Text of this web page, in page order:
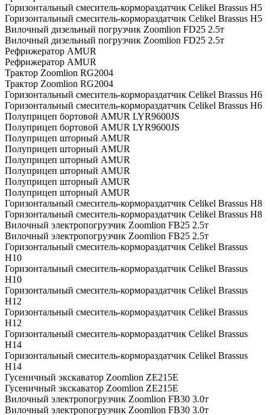
Горизонтальный смеситель-кормораздатчик Celikel Brassus H5
Горизонтальный смеситель-кормораздатчик Celikel Brassus H5
Вилочный дизельный погрузчик Zoomlion FD25 2.5т
Вилочный дизельный погрузчик Zoomlion FD25 2.5т
Рефрижератор AMUR
Рефрижератор AMUR
Трактор Zoomlion RG2004
Трактор Zoomlion RG2004
Горизонтальный смеситель-кормораздатчик Celikel Brassus H6
Горизонтальный смеситель-кормораздатчик Celikel Brassus H6
Полуприцеп бортовой AMUR LYR9600JS
Полуприцеп бортовой AMUR LYR9600JS
Полуприцеп шторный AMUR
Полуприцеп шторный AMUR
Полуприцеп шторный AMUR
Полуприцеп шторный AMUR
Полуприцеп шторный AMUR
Полуприцеп шторный AMUR
Горизонтальный смеситель-кормораздатчик Celikel Brassus H8
Горизонтальный смеситель-кормораздатчик Celikel Brassus H8
Вилочный электропогрузчик Zoomlion FB25 2.5т
Вилочный электропогрузчик Zoomlion FB25 2.5т
Горизонтальный смеситель-кормораздатчик Celikel Brassus
H10
Горизонтальный смеситель-кормораздатчик Celikel Brassus
H10
Горизонтальный смеситель-кормораздатчик Celikel Brassus
H12
Горизонтальный смеситель-кормораздатчик Celikel Brassus
H12
Горизонтальный смеситель-кормораздатчик Celikel Brassus
H14
Горизонтальный смеситель-кормораздатчик Celikel Brassus
H14
Гусеничный экскаватор Zoomlion ZE215E
Гусеничный экскаватор Zoomlion ZE215E
Вилочный электропогрузчик Zoomlion FB30 3.0т
Вилочный электропогрузчик Zoomlion FB30 3.0т